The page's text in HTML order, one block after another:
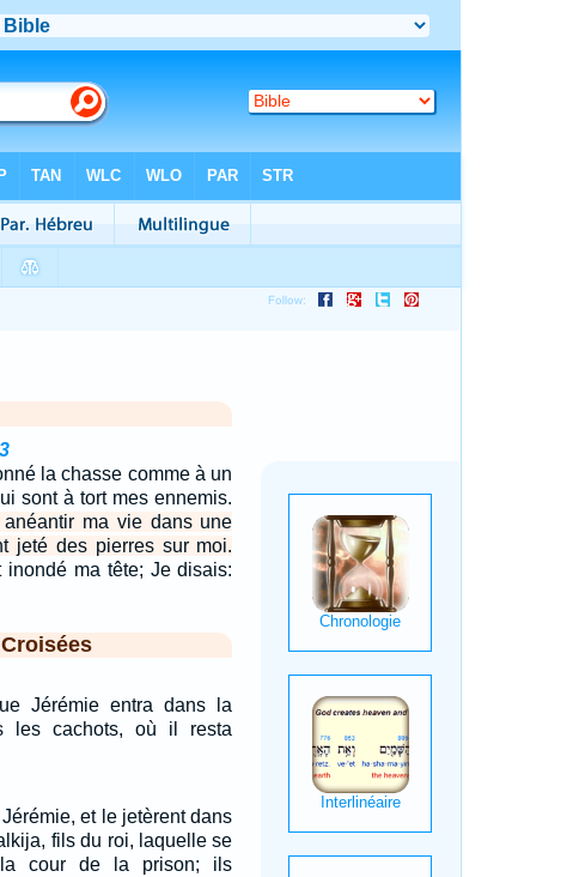
la chasse comme à un
sont à tort mes ennemis.
anéantir ma vie dans une
jeté des pierres sur moi.
inondé ma tête; Je disais:
Jérémie entra dans la
les cachots, où il resta
et le jetèrent dans
fils du roi, laquelle se
cour de la prison; ils